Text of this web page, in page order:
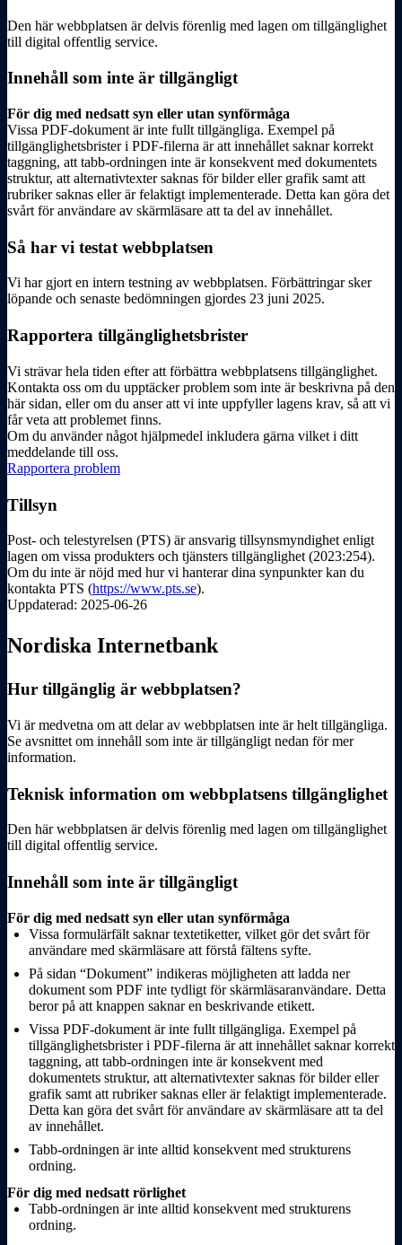
Den här webbplatsen är delvis förenlig med lagen om tillgänglighet
till digital offentlig service.
Innehåll som inte är tillgängligt
För dig med nedsatt syn eller utan synförmåga
Vissa PDF-dokument är inte fullt tillgängliga. Exempel på
tillgänglighetsbrister i PDF-filerna är att innehållet saknar korrekt
taggning, att tabb-ordningen inte är konsekvent med dokumentets
struktur, att alternativtexter saknas för bilder eller grafik samt att
rubriker saknas eller är felaktigt implementerade. Detta kan göra det
svårt för användare av skärmläsare att ta del av innehållet.
Så har vi testat webbplatsen
Vi har gjort en intern testning av webbplatsen. Förbättringar sker
löpande och senaste bedömningen gjordes 23 juni 2025.
Rapportera tillgänglighetsbrister
Vi strävar hela tiden efter att förbättra webbplatsens tillgänglighet.
Kontakta oss om du upptäcker problem som inte är beskrivna på den
här sidan, eller om du anser att vi inte uppfyller lagens krav, så att vi
får veta att problemet finns.
Om du använder något hjälpmedel inkludera gärna vilket i ditt
meddelande till oss.
Rapportera problem
Tillsyn
Post- och telestyrelsen (PTS) är ansvarig tillsynsmyndighet enligt
lagen om vissa produkters och tjänsters tillgänglighet (2023:254).
Om du inte är nöjd med hur vi hanterar dina synpunkter kan du
kontakta PTS (https://www.pts.se).
Uppdaterad: 2025-06-26
Nordiska Internetbank
Hur tillgänglig är webbplatsen?
Vi är medvetna om att delar av webbplatsen inte är helt tillgängliga.
Se avsnittet om innehåll som inte är tillgängligt nedan för mer
information.
Teknisk information om webbplatsens tillgänglighet
Den här webbplatsen är delvis förenlig med lagen om tillgänglighet
till digital offentlig service.
Innehåll som inte är tillgängligt
För dig med nedsatt syn eller utan synförmåga
Vissa formulärfält saknar textetiketter, vilket gör det svårt för
användare med skärmläsare att förstå fältens syfte.
På sidan “Dokument” indikeras möjligheten att ladda ner
dokument som PDF inte tydligt för skärmläsaranvändare. Detta
beror på att knappen saknar en beskrivande etikett.
Vissa PDF-dokument är inte fullt tillgängliga. Exempel på
tillgänglighetsbrister i PDF-filerna är att innehållet saknar korrekt
taggning, att tabb-ordningen inte är konsekvent med
dokumentets struktur, att alternativtexter saknas för bilder eller
grafik samt att rubriker saknas eller är felaktigt implementerade.
Detta kan göra det svårt för användare av skärmläsare att ta del
av innehållet.
Tabb-ordningen är inte alltid konsekvent med strukturens
ordning.
För dig med nedsatt rörlighet
Tabb-ordningen är inte alltid konsekvent med strukturens
ordning.